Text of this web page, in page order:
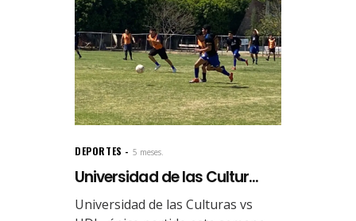
DEPORTES 5 meses.
Universidad de las Cultur...
Universidad de las Culturas vs